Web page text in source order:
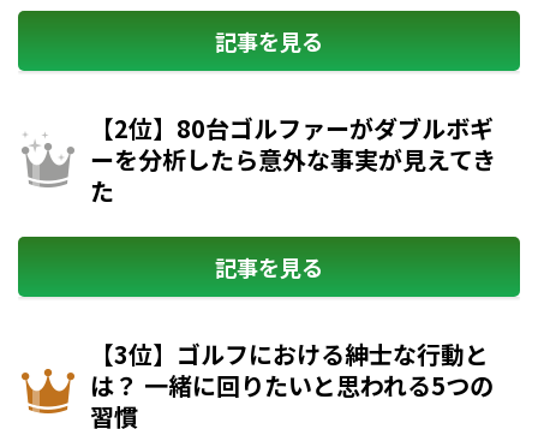
記事を見る
【2位】80台ゴルファーがダブルボギ
ーを分析したら意外な事実が見えてき
た
記事を見る
【3位】ゴルフにおける紳士な行動と
は？ 一緒に回りたいと思われる5つの
習慣